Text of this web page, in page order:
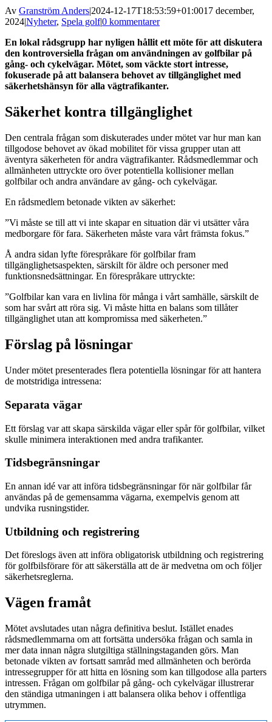
Av Granström Anders|2024-12-17T18:53:59+01:0017 december,
2024|Nyheter, Spela golf|0 kommentarer
En lokal rådsgrupp har nyligen hållit ett möte för att diskutera
den kontroversiella frågan om användningen av golfbilar på
gång- och cykelvägar. Mötet, som väckte stort intresse,
fokuserade på att balansera behovet av tillgänglighet med
säkerhetshänsyn för alla vägtrafikanter.
Säkerhet kontra tillgänglighet
Den centrala frågan som diskuterades under mötet var hur man kan
tillgodose behovet av ökad mobilitet för vissa grupper utan att
äventyra säkerheten för andra vägtrafikanter. Rådsmedlemmar och
allmänheten uttryckte oro över potentiella kollisioner mellan
golfbilar och andra användare av gång- och cykelvägar.
En rådsmedlem betonade vikten av säkerhet:
”Vi måste se till att vi inte skapar en situation där vi utsätter våra
medborgare för fara. Säkerheten måste vara vårt främsta fokus.”
Å andra sidan lyfte förespråkare för golfbilar fram
tillgänglighetsaspekten, särskilt för äldre och personer med
funktionsnedsättningar. En förespråkare uttryckte:
”Golfbilar kan vara en livlina för många i vårt samhälle, särskilt de
som har svårt att röra sig. Vi måste hitta en balans som tillåter
tillgänglighet utan att kompromissa med säkerheten.”
Förslag på lösningar
Under mötet presenterades flera potentiella lösningar för att hantera
de motstridiga intressena:
Separata vägar
Ett förslag var att skapa särskilda vägar eller spår för golfbilar, vilket
skulle minimera interaktionen med andra trafikanter.
Tidsbegränsningar
En annan idé var att införa tidsbegränsningar för när golfbilar får
användas på de gemensamma vägarna, exempelvis genom att
undvika rusningstider.
Utbildning och registrering
Det föreslogs även att införa obligatorisk utbildning och registrering
för golfbilsförare för att säkerställa att de är medvetna om och följer
säkerhetsreglerna.
Vägen framåt
Mötet avslutades utan några definitiva beslut. Istället enades
rådsmedlemmarna om att fortsätta undersöka frågan och samla in
mer data innan några slutgiltiga ställningstaganden görs. Man
betonade vikten av fortsatt samråd med allmänheten och berörda
intressegrupper för att hitta en lösning som kan tillgodose alla parters
intressen. Frågan om golfbilar på gång- och cykelvägar illustrerar
den ständiga utmaningen i att balansera olika behov i offentliga
utrymmen.